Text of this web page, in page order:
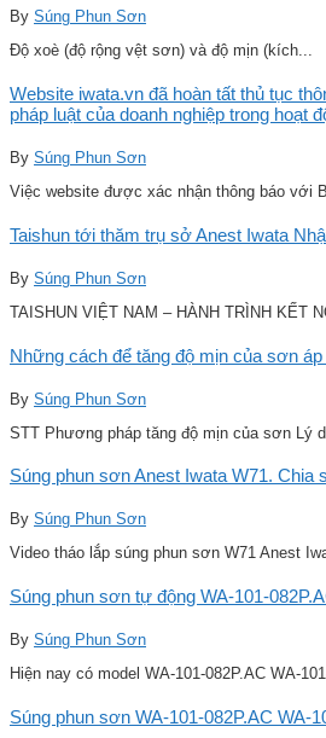
By Súng Phun Sơn
Độ xoè (độ rộng vệt sơn) và độ mịn (kích...
Website iwata.vn đã hoàn tất thủ tục
pháp luật của doanh nghiệp trong hoạt
By Súng Phun Sơn
Việc website được xác nhận thông báo với
Taishun tới thăm trụ sở Anest Iwata
By Súng Phun Sơn
TAISHUN VIỆT NAM – HÀNH TRÌNH KẾT
Những cách để tăng độ mịn của sơn
By Súng Phun Sơn
STT Phương pháp tăng độ mịn của sơn Lý
Súng phun sơn Anest Iwata W71. Chia
By Súng Phun Sơn
Video tháo lắp súng phun sơn W71 Anest
Súng phun sơn tự động WA-101-
By Súng Phun Sơn
Hiện nay có model WA-101-082P.AC WA-
Súng phun sơn WA-101-082P.AC WA-